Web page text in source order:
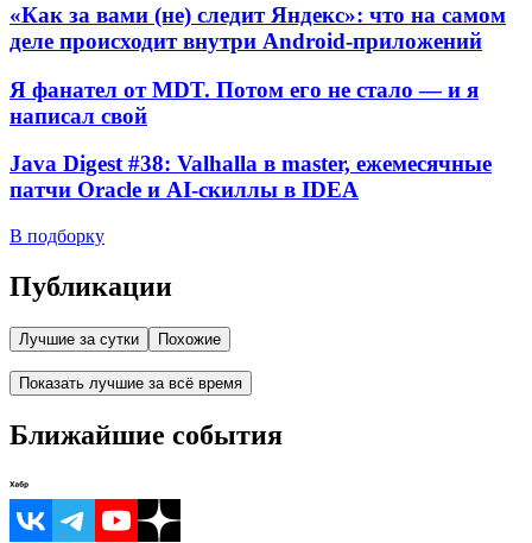
«Как за вами (не) следит Яндекс»: что на самом
деле происходит внутри Android-приложений
Я фанател от MDT. Потом его не стало — и я
написал свой
Java Digest #38: Valhalla в master, ежемесячные
патчи Oracle и AI-скиллы в IDEA
В подборку
Публикации
Лучшие за сутки Похожие
Показать лучшие за всё время
Ближайшие события